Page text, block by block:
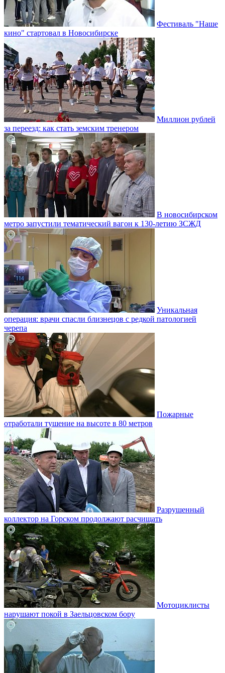
Фестиваль "Наше
кино" стартовал в Новосибирске
Миллион рублей
за переезд: как стать земским тренером
В новосибирском
метро запустили тематический вагон к 130-летию ЗСЖД
Уникальная
операция: врачи спасли близнецов с редкой патологией
черепа
Пожарные
отработали тушение на высоте в 80 метров
Разрушенный
коллектор на Горском продолжают расчищать
Мотоциклисты
нарушают покой в Заельцовском бору